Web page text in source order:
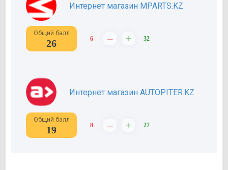
Интернет магазин MPARTS.KZ
Общий балл
26 6 – + 32
Интернет магазин AUTOPITER.KZ
Общий балл
19 8 – + 27